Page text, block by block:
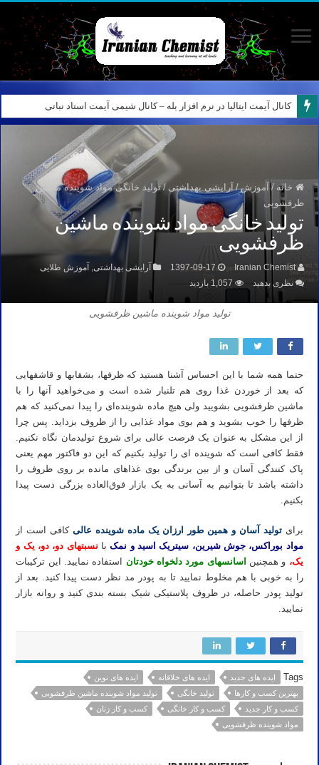
کانال آیمت ایتالیا در نرم افزار بله – کانال شیمی آیمت استاد نباتی
خانه / آموزش / آرایشی بهداشتی / تولید خانگی مواد شوینده ماشین
ظرفشویی
تولید خانگی مواد شوینده ماشین
ظرفشویی
Iranian Chemist
1397-09-17 آرایشی بهداشتی, آموزش طلایی
نظری بدهید
1,057 بازدید
تولید مواد شوینده ماشین ظرفشویی
حتما همه شما با این احساس آشنا هستید که ظرفها، بشقابها و قاشقهایی
که بعد از خوردن غذا روی هم تلنبار شده است و می‌خواهید آنها را با
ماشین ظرفشویی بشویید ولی هیچ ماده شوینده‌ای را پیدا نمی‌کنید که هم
ظرفها را خوب بشوید و هم بوی مواد غذایی را از ظروف بزداید. پس چرا
از این مشکل به عنوان یک فرصت عالی برای شروع تولیدمان نگاه نکنیم.
فقط کافی است که شوینده ای را تولید بکنیم که این دو فاکتور مهم یعنی
پاک کنندگی آسان و از بین برندگی بوی غذاهای مانده بر روی ظروف را
داشته باشد تا بتوانیم به آسانی به یک بازار فوق‌العاده بزرگی دست پیدا
بکنیم.
برایتولید آسان و همین طور ارزان یک ماده شوینده عالی کافی است از
مواد بوراکس، جوش شیرین، سیتریک اسید و نمکبا نسبتهای دو، دو، یک و
یک، و همچنین اسانسهای مورد دلخواه خودتان استفاده نمایید. این ترکیبات
را به خوبی با هم مخلوط نمایید تا به پودر مد نظر دست پیدا کنید. بعد از
تولید پودر حاصله، در ظروف پلاستیکی شیک بسته بندی کنید و روانه بازار
نمایید.
Tags ایده های جدید ایده های خلاقانه
ایده های نوین
بهترین کسب و کارها
تولید خانگی
تولید مواد شوینده ماشین ظرفشویی
کسب و کار جدید
کسب و کار خانگی
کسب و کار زنان
مواد شوینده ظرفشویی